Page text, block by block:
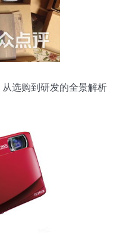
选购到研发的全景解析